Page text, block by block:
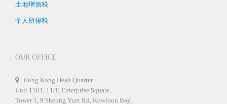
土地增值税
个人所得税
OUR OFFICE
Hong Kong Head Quarter
Unit 1101, 11/F, Enterprise Square,
Tower 1, 9 Sheung Yuet Rd, Kowloon Bay,